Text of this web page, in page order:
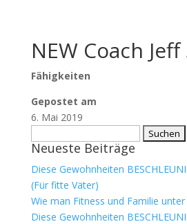
NEW Coach
Fähigkeiten
Gepostet am
6. Mai 2019
nach:
Neueste Beiträge
Diese Gewohnheiten
(Für fitte Väter)
Wie man Fitness und Familie
Diese Gewohnheiten